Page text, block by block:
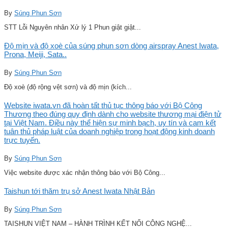
By Súng Phun Sơn
STT Lỗi Nguyên nhân Xử lý 1 Phun giật giật...
Độ mịn và độ xoè của súng phun sơn dòng airspray Anest Iwata,
Prona, Meiji, Sata..
By Súng Phun Sơn
Độ xoè (độ rộng vệt sơn) và độ mịn (kích...
Website iwata.vn đã hoàn tất thủ tục thông báo với Bộ Công
Thương theo đúng quy định dành cho website thương mại điện tử
tại Việt Nam. Điều này thể hiện sự minh bạch, uy tín và cam kết
tuân thủ pháp luật của doanh nghiệp trong hoạt động kinh doanh
trực tuyến.
By Súng Phun Sơn
Việc website được xác nhận thông báo với Bộ Công...
Taishun tới thăm trụ sở Anest Iwata Nhật Bản
By Súng Phun Sơn
TAISHUN VIỆT NAM – HÀNH TRÌNH KẾT NỐI CÔNG NGHỆ...